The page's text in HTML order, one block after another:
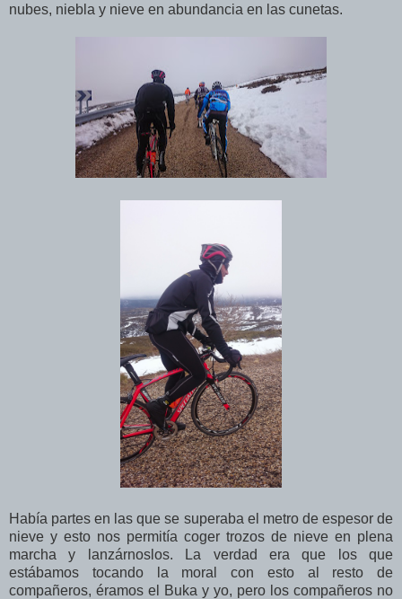
nubes, niebla y nieve en abundancia en las cunetas.
Había partes en las que se superaba el metro de espesor de
nieve y esto nos permitía coger trozos de nieve en plena
marcha y lanzárnoslos. La verdad era que los que
estábamos tocando la moral con esto al resto de
compañeros, éramos el Buka y yo, pero los compañeros no